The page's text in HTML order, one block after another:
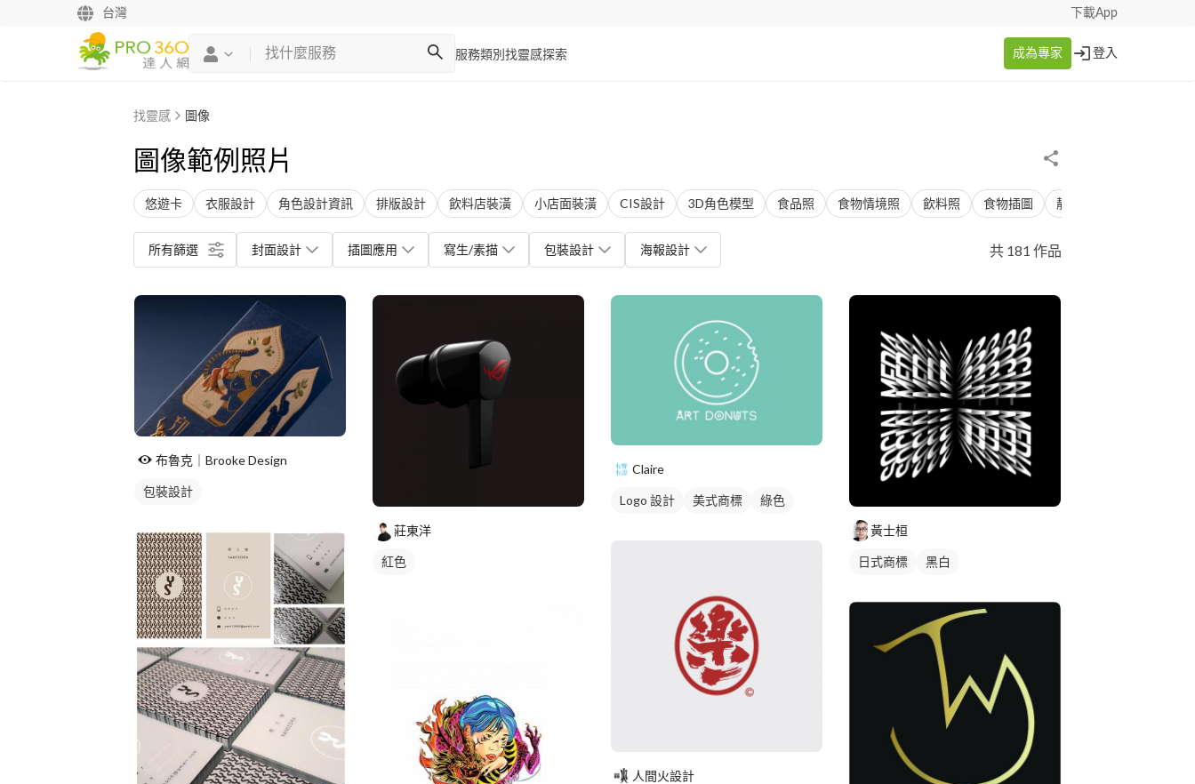
台灣 下載App
服務類別 找靈感探索 成為專家 登入
找靈感 圖像
圖像範例照片
悠遊卡 衣服設計 角色設計資訊 排版設計 飲料店裝潢 小店面裝潢 CIS設計 3D角色模型 食品照 食物情境照 飲料照 食物插圖 靜物素描
所有篩選 封面設計 插圖應用 寫生/素描 包裝設計 海報設計 共 181 作品
布魯克｜Brooke Design
包裝設計
莊東洋
紅色
Claire
Logo 設計 美式商標 綠色
人間火設計
黃士桓
日式商標 黑白